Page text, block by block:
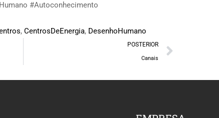
#Autoconhecimento
, CentrosDeEnergia, DesenhoHumano
POSTERIOR
Canais